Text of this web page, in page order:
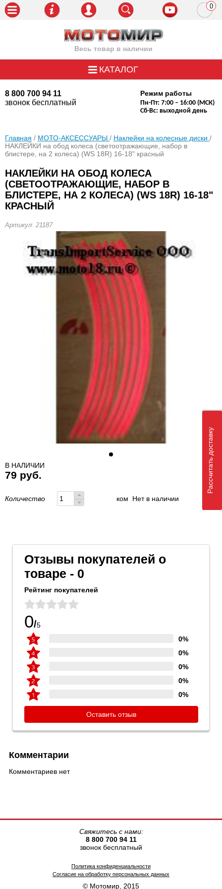
Весь товар в наличии
8 800 700 94 11
звонок бесплатный
Режим работы
Пн-Пт: 7:00 – 16:00 (МСК)
Сб-Вс: выходной день
0
КАТАЛОГ
Главная / МОТО-АКСЕССУАРЫ / Наклейки на колесные диски /
НАКЛЕЙКИ на обод колеса (светоотражающие, набор в
блистере, на 2 колеса) (WS 18R) 16-18" красный
НАКЛЕЙКИ НА ОБОД КОЛЕСА
(СВЕТООТРАЖАЮЩИЕ, НАБОР В
БЛИСТЕРЕ, НА 2 КОЛЕСА) (WS 18R) 16-18"
КРАСНЫЙ
Артикул: 21187
В НАЛИЧИИ
79 руб.
Количество ком Нет в наличии
Отзывы покупателей о
товаре - 0
Рейтинг покупателей
0/5
0%
0%
0%
0%
0%
Оставить отзыв
Комментарии
Комментариев нет
© Мотомир, 2015
Политика конфиденциальности
Согласие на обработку персональных данных
Свяжитесь с нами:
8 800 700 94 11
звонок бесплатный
Рассчитать доставку